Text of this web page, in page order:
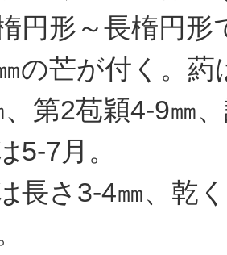
円形～長楕円
の芒が付く。
第2苞穎4-9㎜
5-7月。
長さ3-4㎜、乾